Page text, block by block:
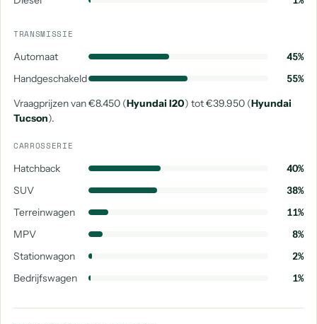
TRANSMISSIE
Automaat
45%
Handgeschakeld
55%
Vraagprijzen van €8.450 (Hyundai I20) tot €39.950 (Hyundai
Tucson).
CARROSSERIE
Hatchback
40%
SUV
38%
Terreinwagen
11%
MPV
8%
Stationwagon
2%
Bedrijfswagen
1%